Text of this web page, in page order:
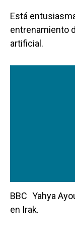
Está
entrenamiento
artificial.
BBC Yahya
en Irak.